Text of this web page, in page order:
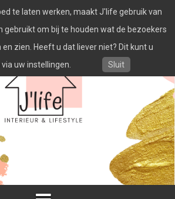
te laten werken, maakt J'life gebruik van
gebruikt om bij te houden wat de bezoekers
zien. Heeft u dat liever niet? Dit kunt u
uw instellingen.
Sluit